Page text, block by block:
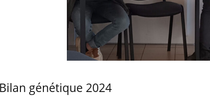
Bilan génétique 2024